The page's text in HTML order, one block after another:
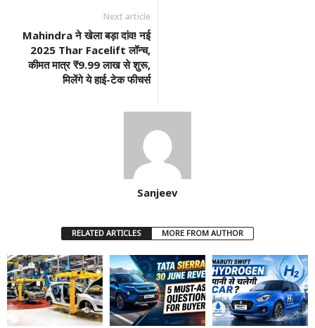
Next article
Mahindra ने खेला बड़ा दांव! नई
2025 Thar Facelift लॉन्च,
कीमत मात्र ₹9.99 लाख से शुरू,
मिलेंगे ये हाई-टेक फीचर्स
Sanjeev
RELATED ARTICLES MORE FROM AUTHOR